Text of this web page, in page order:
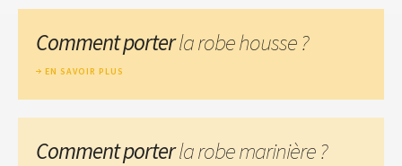
Comment porterla robe housse ?
EN SAVOIR PLUS
Comment porterla robe marinière ?